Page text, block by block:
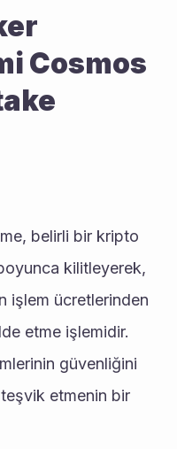
Cosmos
kilitleyerek,
işlem ücretlerinden
etme işlemidir.
güvenliğini
teşvik etmenin bir